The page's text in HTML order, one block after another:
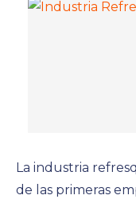
La industria
de las primeras